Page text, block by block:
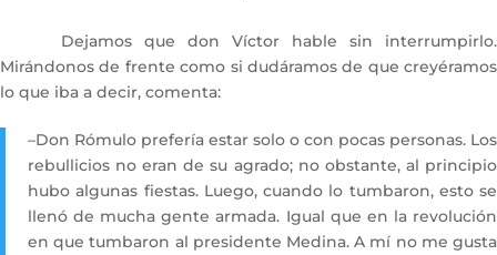
Dejamos que don Víctor hable sin interrumpirlo.
Mirándonos de frente como si dudáramos de que creyéramos
lo que iba a decir, comenta:
–Don Rómulo prefería estar solo o con pocas personas. Los
rebullicios no eran de su agrado; no obstante, al principio
hubo algunas fiestas. Luego, cuando lo tumbaron, esto se
llenó de mucha gente armada. Igual que en la revolución
en que tumbaron al presidente Medina. A mí no me gusta